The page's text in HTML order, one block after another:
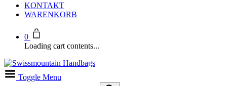
KONTAKT
WARENKORB
0
Loading cart contents...
Toggle Menu